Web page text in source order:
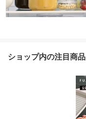
ショップ内の注目商品